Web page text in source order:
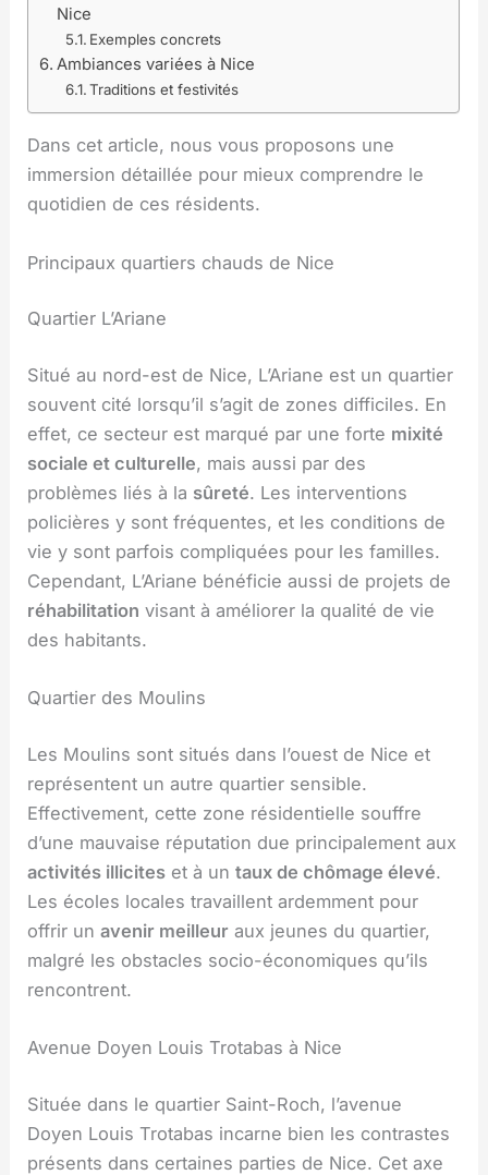
Nice
Exemples concrets
Ambiances variées à Nice
Traditions et festivités
Dans cet article, nous vous proposons une
immersion détaillée pour mieux comprendre le
quotidien de ces résidents.
Principaux quartiers chauds de Nice
Quartier L’Ariane
Situé au nord-est de Nice, L’Ariane est un quartier
souvent cité lorsqu’il s’agit de zones difficiles. En
effet, ce secteur est marqué par une forte mixité
sociale et culturelle, mais aussi par des
problèmes liés à la sûreté. Les interventions
policières y sont fréquentes, et les conditions de
vie y sont parfois compliquées pour les familles.
Cependant, L’Ariane bénéficie aussi de projets de
réhabilitation visant à améliorer la qualité de vie
des habitants.
Quartier des Moulins
Les Moulins sont situés dans l’ouest de Nice et
représentent un autre quartier sensible.
Effectivement, cette zone résidentielle souffre
d’une mauvaise réputation due principalement aux
activités illicites et à untaux de chômage élevé.
Les écoles locales travaillent ardemment pour
offrir unavenir meilleur aux jeunes du quartier,
malgré les obstacles socio-économiques qu’ils
rencontrent.
Avenue Doyen Louis Trotabas à Nice
Située dans le quartier Saint-Roch, l’avenue
Doyen Louis Trotabas incarne bien les contrastes
présents dans certaines parties de Nice. Cet axe